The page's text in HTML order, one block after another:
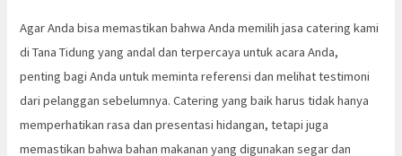
Agar Anda bisa memastikan bahwa Anda memilih jasa catering kami
di Tana Tidung yang andal dan terpercaya untuk acara Anda,
penting bagi Anda untuk meminta referensi dan melihat testimoni
dari pelanggan sebelumnya. Catering yang baik harus tidak hanya
memperhatikan rasa dan presentasi hidangan, tetapi juga
memastikan bahwa bahan makanan yang digunakan segar dan